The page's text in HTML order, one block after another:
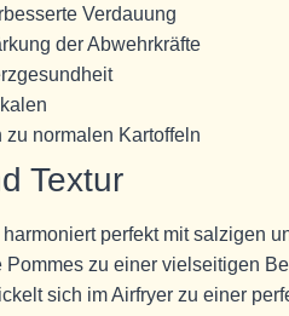
Verdauung
der Abwehrkräfte
normalen Kartoffeln
Textur
perfekt mit salzigen
zu einer vielseitigen
sich im Airfryer zu einer